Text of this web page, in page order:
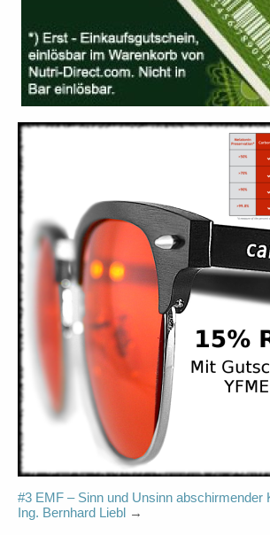
#3 EMF – Sinn und Unsinn abschirmender
Ing. Bernhard Liebl →